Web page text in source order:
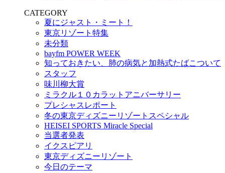
CATEGORY
夏にジャスト・ミート！
東京リゾート特集
未分類
bayfm POWER WEEK
知っておきたい、肺の病気と加熱式たばこついて
スタッフ
味川柳大賞
ミラクル１０カラットアニバーサリー
プレシャスレポート
冬の東京ディズニーリゾートスペシャル
HEISEI SPORTS Miracle Special
当選者発表
イクスピアリ
東京ディズニーリゾート
今日のテーマ